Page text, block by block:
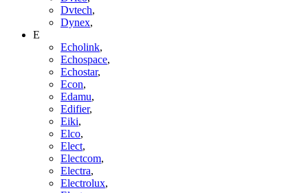
Dvtech,
Dynex,
E
Echolink,
Echospace,
Echostar,
Econ,
Edamu,
Edifier,
Eiki,
Elco,
Elect,
Electcom,
Electra,
Electrolux,